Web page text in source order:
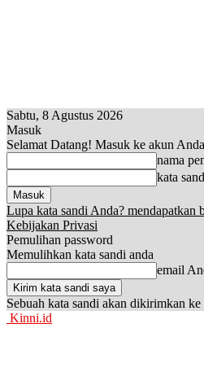
Sabtu, 8 Agustus 2026
Masuk
Selamat Datang! Masuk ke akun Anda
nama
kata
Lupa kata sandi Anda? mendapatkan
Kebijakan Privasi
Pemulihan password
Memulihkan kata sandi anda
email
Sebuah kata sandi akan dikirimkan
Kinni.id